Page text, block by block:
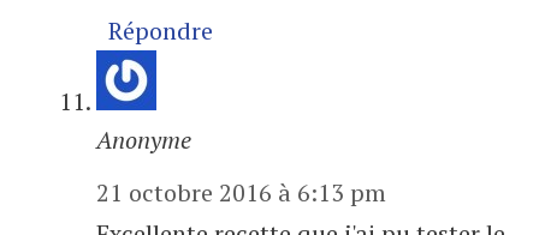
Répondre
Anonyme
21 octobre 2016 à 6:13 pm